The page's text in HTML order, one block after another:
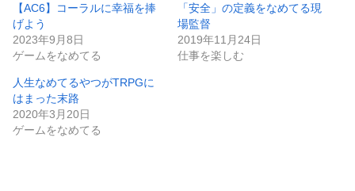
【AC6】コーラルに幸福を捧
げよう
2023年9月8日
ゲームをなめてる
「安全」の定義をなめてる現
場監督
2019年11月24日
仕事を楽しむ
人生なめてるやつがTRPGに
はまった末路
2020年3月20日
ゲームをなめてる